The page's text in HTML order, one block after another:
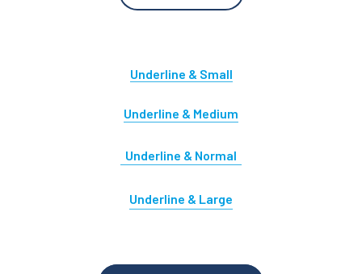
Underline & Small
Underline & Medium
Underline & Normal
Underline & Large